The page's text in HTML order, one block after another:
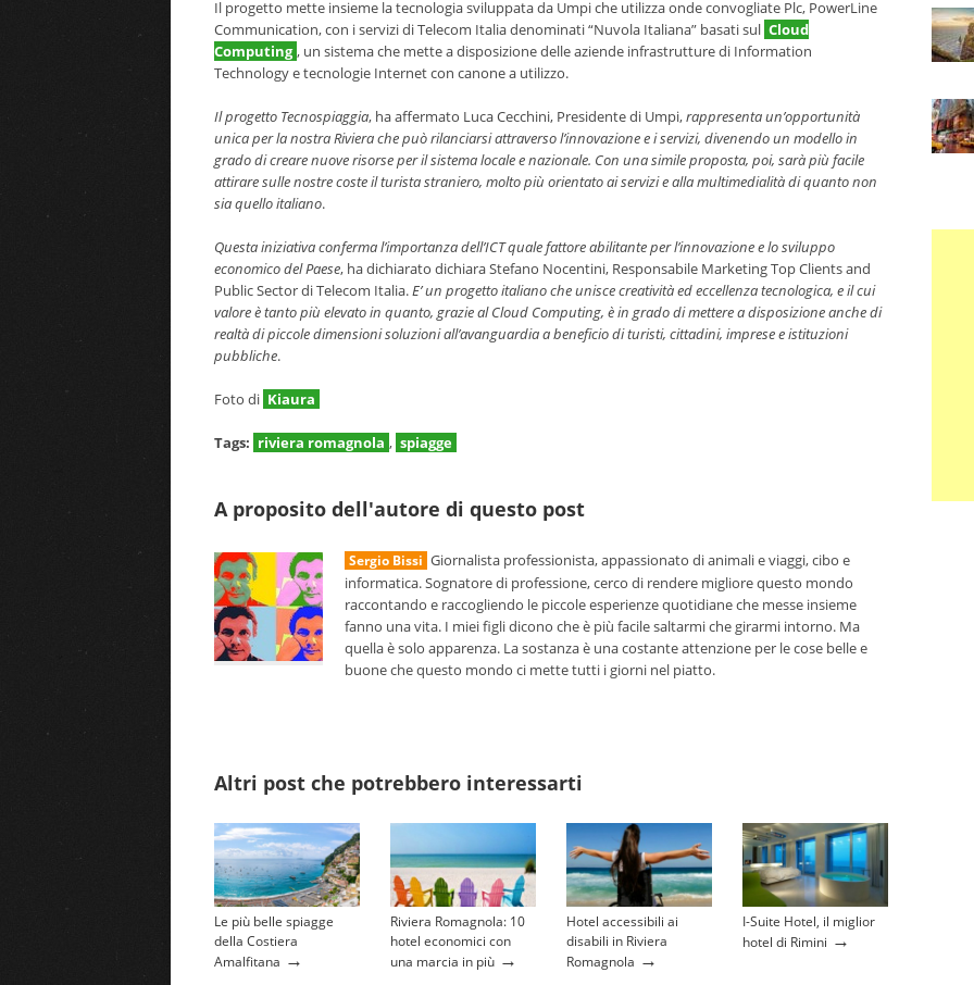
Il progetto mette insieme la tecnologia sviluppata da Umpi che utilizza onde convogliate Plc, PowerLine
Communication, con i servizi di Telecom Italia denominati “Nuvola Italiana” basati sul Cloud
Computing , un sistema che mette a disposizione delle aziende infrastrutture di Information
Technology e tecnologie Internet con canone a utilizzo.
Il progetto Tecnospiaggia, ha affermato Luca Cecchini, Presidente di Umpi,rappresenta un’opportunità
unica per la nostra Riviera che può rilanciarsi attraverso l’innovazione e i servizi, divenendo un modello in
grado di creare nuove risorse per il sistema locale e nazionale. Con una simile proposta, poi, sarà più facile
attirare sulle nostre coste il turista straniero, molto più orientato ai servizi e alla multimedialità di quanto non
sia quello italiano.
Questa iniziativa conferma l’importanza dell’ICT quale fattore abilitante per l’innovazione e lo sviluppo
economico del Paese, ha dichiarato dichiara Stefano Nocentini, Responsabile Marketing Top Clients and
Public Sector di Telecom Italia.E’ un progetto italiano che unisce creatività ed eccellenza tecnologica, e il cui
valore è tanto più elevato in quanto, grazie al Cloud Computing, è in grado di mettere a disposizione anche di
realtà di piccole dimensioni soluzioni all’avanguardia a beneficio di turisti, cittadini, imprese e istituzioni
pubbliche.
Foto di Kiaura
Tags: riviera romagnola , spiagge
A proposito dell'autore di questo post
Sergio Bissi Giornalista professionista, appassionato di animali e viaggi, cibo e
informatica. Sognatore di professione, cerco di rendere migliore questo mondo
raccontando e raccogliendo le piccole esperienze quotidiane che messe insieme
fanno una vita. I miei figli dicono che è più facile saltarmi che girarmi intorno. Ma
quella è solo apparenza. La sostanza è una costante attenzione per le cose belle e
buone che questo mondo ci mette tutti i giorni nel piatto.
Altri post che potrebbero interessarti
Le più belle spiagge
della Costiera
Amalfitana →
Riviera Romagnola: 10
hotel economici con
una marcia in più →
Hotel accessibili ai
disabili in Riviera
Romagnola →
I-Suite Hotel, il miglior
hotel di Rimini →